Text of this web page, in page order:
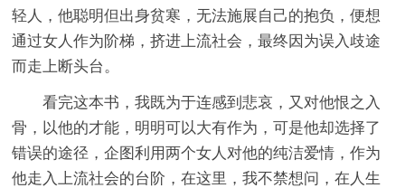
轻人，他聪明但出身贫寒，无法施展自己的抱负，便想
通过女人作为阶梯，挤进上流社会，最终因为误入歧途
而走上断头台。
看完这本书，我既为于连感到悲哀，又对他恨之入
骨，以他的才能，明明可以大有作为，可是他却选择了
错误的途径，企图利用两个女人对他的纯洁爱情，作为
他走入上流社会的台阶，在这里，我不禁想问，在人生